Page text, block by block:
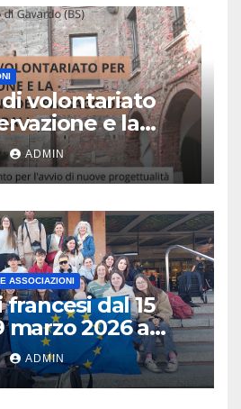
volontariato
e la
del paesaggio
a confronto per
– Sabato 2
ore 10:30 Museo
di Gavardo (BS)
ADMIN
ASSOCIAZIONI
dal 15
marzo 2026 a
plus :
vita, apre la
ADMIN